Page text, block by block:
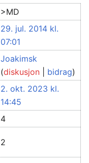
>MD
29. jul. 2014 kl.
07:01
Joakimsk
(diskusjon bidrag)
2. okt. 2023 kl.
14:45
4
2